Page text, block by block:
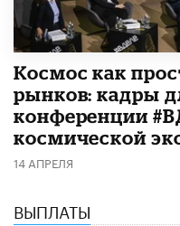
Космос как
рынков: кадры
конференции
космической
14 АПРЕЛЯ
ВЫПЛАТЫ